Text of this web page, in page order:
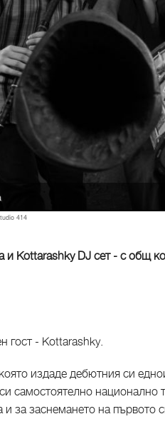
414
и Kottarashky DJ сет - с общ
гост - Kottarashky.
издаде дебютния си
самостоятелно национално
и за заснемането на първото